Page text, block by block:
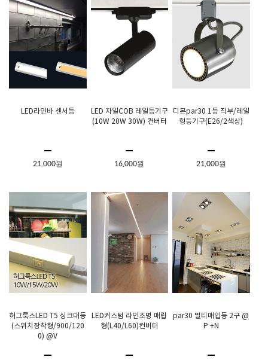
LED라인바 센서등
21,000원
LED 자일COB 레일등기구
(10W 20W 30W) 컨버터
16,000원
디몬par30 1등 직부/레일
형등기구(E26/2색상)
21,000원
허그룩스LED T5 싱크대등
(스위치장착형/900/120
0) @V
LED커스텀 라인조명 매립
형(L40/L60)컨버터
par30 멀티매입등 2구 @
P +N